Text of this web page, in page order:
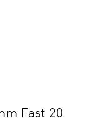
Fast 20